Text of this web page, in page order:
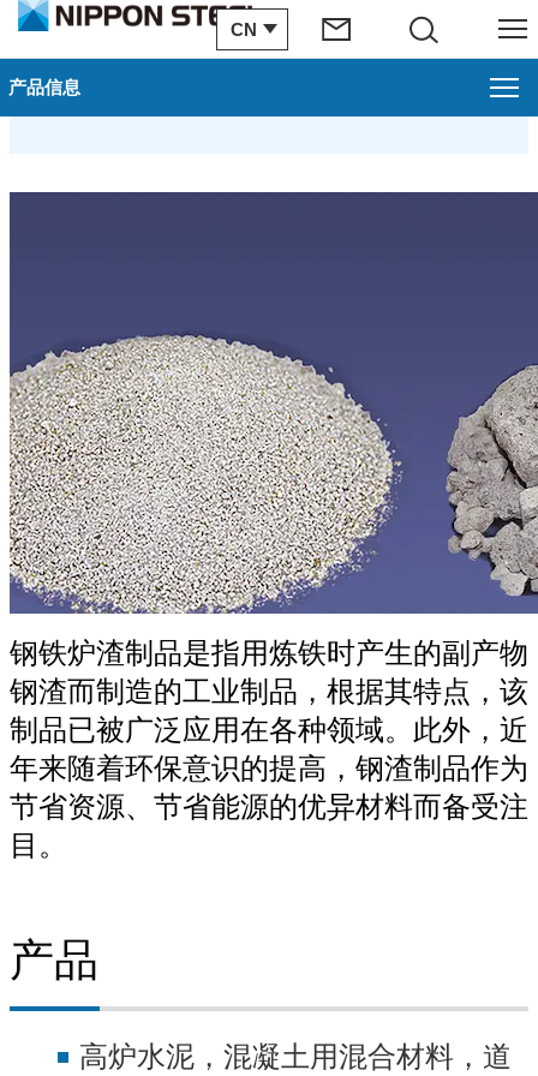
CN
Search Menu
产品信息
钢渣
钢铁炉渣制品是指用炼铁时产生的副产物
钢渣而制造的工业制品，根据其特点，该
制品已被广泛应用在各种领域。此外，近
年来随着环保意识的提高，钢渣制品作为
节省资源、节省能源的优异材料而备受注
目。
产品
高炉水泥，混凝土用混合材料，道